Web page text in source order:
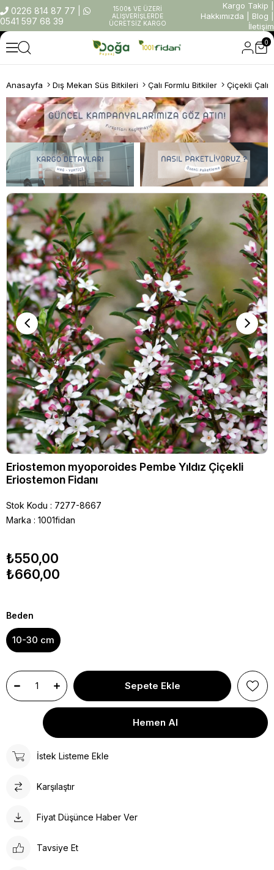
0226 814 87 77
0541 597 68 39
1500₺ VE ÜZERİ
ALIŞVERİŞLERDE
ÜCRETSİZ KARGO
Kargo Takip
Hakkımızda
Blog
İletişim
0
Anasayfa Dış Mekan Süs Bitkileri Çalı Formlu Bitkiler Çiçekli
Eriostemon myoporoides Pembe Yıldız Çiçekli
Eriostemon Fidanı
Stok Kodu
7277-8667
Marka : 1001fidan
₺550,00
₺660,00
Beden
10-30 cm
İstek Listeme Ekle
Karşılaştır
Fiyat Düşünce Haber Ver
Tavsiye Et